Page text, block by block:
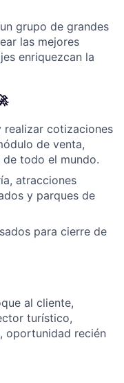
grupo de grandes
las mejores
enriquezcan la
realizar cotizaciones
de venta,
todo el mundo.
atracciones
y parques de
​​para cierre de
al cliente,
turístico,
oportunidad recién